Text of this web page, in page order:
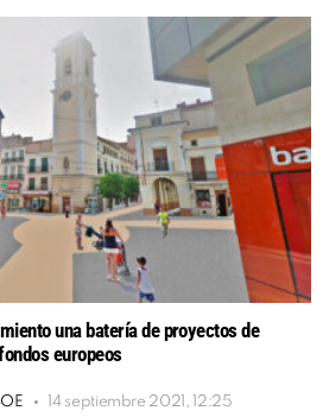
una batería de proyectos de
europeos
14 septiembre 2021, 12:25